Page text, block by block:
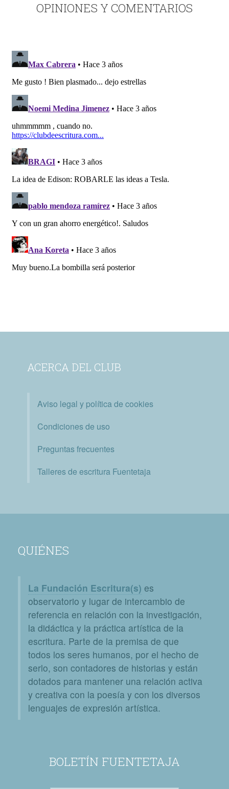
OPINIONES Y COMENTARIOS
ACERCA DEL CLUB
Aviso legal y política de cookies
Condiciones de uso
Preguntas frecuentes
Talleres de escritura Fuentetaja
QUIÉNES
La Fundación Escritura(s) es
observatorio y lugar de intercambio de
referencia en relación con la investigación,
la didáctica y la práctica artística de la
escritura. Parte de la premisa de que
todos los seres humanos, por el hecho de
serlo, son contadores de historias y están
dotados para mantener una relación activa
y creativa con la poesía y con los diversos
lenguajes de expresión artística.
BOLETÍN FUENTETAJA